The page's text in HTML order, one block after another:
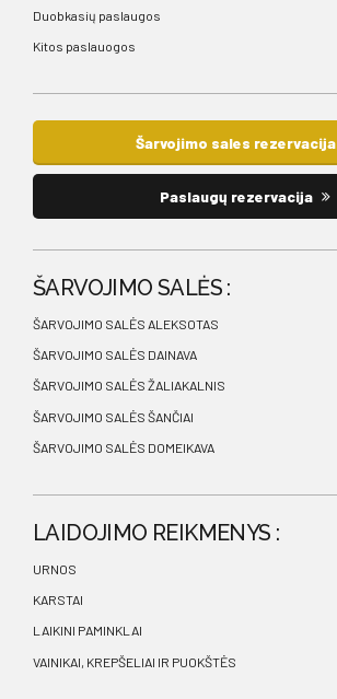
Duobkasių paslaugos
Kitos paslauogos
Šarvojimo sales rezervacija
Paslaugų rezervacija
ŠARVOJIMO SALĖS :
ŠARVOJIMO SALĖS ALEKSOTAS
ŠARVOJIMO SALĖS DAINAVA
ŠARVOJIMO SALĖS ŽALIAKALNIS
ŠARVOJIMO SALĖS ŠANČIAI
ŠARVOJIMO SALĖS DOMEIKAVA
LAIDOJIMO REIKMENYS :
URNOS
KARSTAI
LAIKINI PAMINKLAI
VAINIKAI, KREPŠELIAI IR PUOKŠTĖS